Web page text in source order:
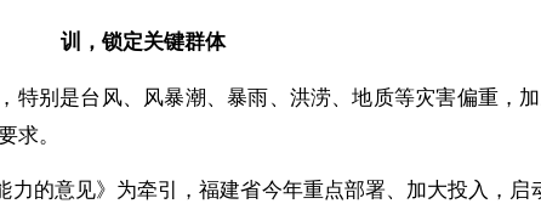
训 ， 锁定关键群体
特别是台风、风暴潮、暴雨、洪涝、地质等灾害偏重，
求。
的意见》为牵引，福建省今年重点部署、加大投入，启